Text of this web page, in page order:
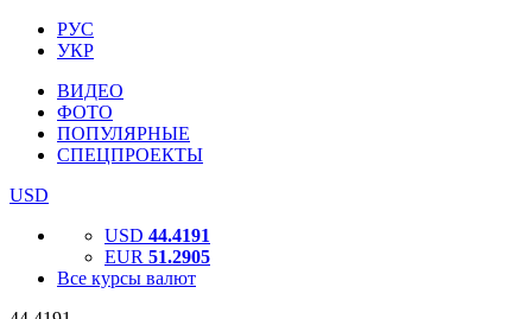
РУС
УКР
ВИДЕО
ФОТО
ПОПУЛЯРНЫЕ
СПЕЦПРОЕКТЫ
USD
USD 44.4191
EUR 51.2905
Все курсы валют